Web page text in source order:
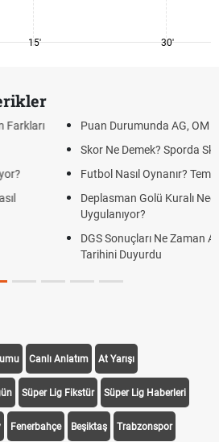
15' 30'
AG, OM ve Diğer Kısaltmalar Ne
Sporda Skor ve Sonuç Kavramları
Oynanır? Temel Futbol Kuralları
Golü Kuralı Nedir? Hangi
Ne Zaman Açıklanacak 2026? ÖSYM
Canlı Anlatım At Yarışı
Süper Lig Fikstür Süper Lig Haberleri
Fenerbahçe Beşiktaş Trabzonspor